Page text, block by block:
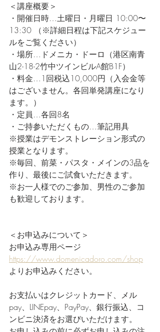
＜講座概要＞
・開催日時…土曜日・月曜日 10:00〜
13:30 （※詳細日程は下記スケジュー
ルをご覧ください）
・場所…ドメニカ・ドーロ（港区南青
山2-18-2竹中ツインビルA館B1F）
・料金…1回税込10,000円（入会金等
はございません。各回単発講座になり
ます。）
・定員…各回8名
・ご持参いただくもの…筆記用具
※授業はデモンストレーション形式の
授業となります。
※毎回、前菜・パスタ・メインの3品を
作り、最後にご試食いただきます。
※お一人様でのご参加、男性のご参加
も歓迎しております。
＜お申込みについて＞
お申込み専用ページ
https://www.domenicadoro.com/shop
よりお申込みください。
お支払いはクレジットカード、メル
pay、LINEpay、PayPay、銀行振込、コ
ンビニ決済をお選びいただけます。